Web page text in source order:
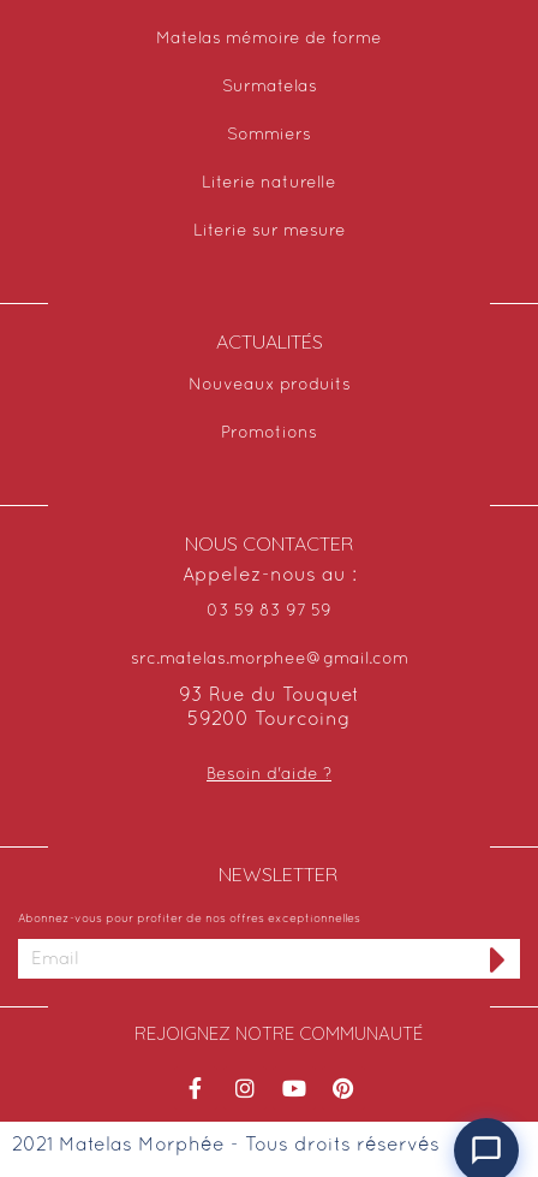
Matelas mémoire de forme
Surmatelas
Sommiers
Literie naturelle
Literie sur mesure
ACTUALITÉS
Nouveaux produits
Promotions
NOUS CONTACTER
Appelez-nous au :
03 59 83 97 59
src.matelas.morphee@gmail.com
93 Rue du Touquet
59200 Tourcoing
Besoin d'aide ?
NEWSLETTER​
Abonnez-vous pour profiter de nos offres exceptionnelles
REJOIGNEZ NOTRE COMMUNAUTÉ
2021 Matelas Morphée - Tous droits réservés